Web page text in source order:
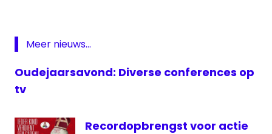
Radio
TV
West
Meer nieuws...
Oudejaarsavond: Diverse conferences op
tv
Recordopbrengst voor actie